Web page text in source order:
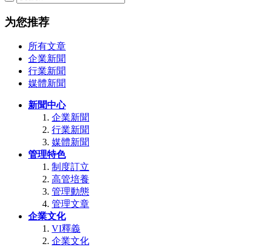
为您推荐
所有文章
企業新聞
行業新聞
媒體新聞
新聞中心
企業新聞
行業新聞
媒體新聞
管理特色
制度訂立
高管培養
管理動態
管理文章
企業文化
VI釋義
企業文化